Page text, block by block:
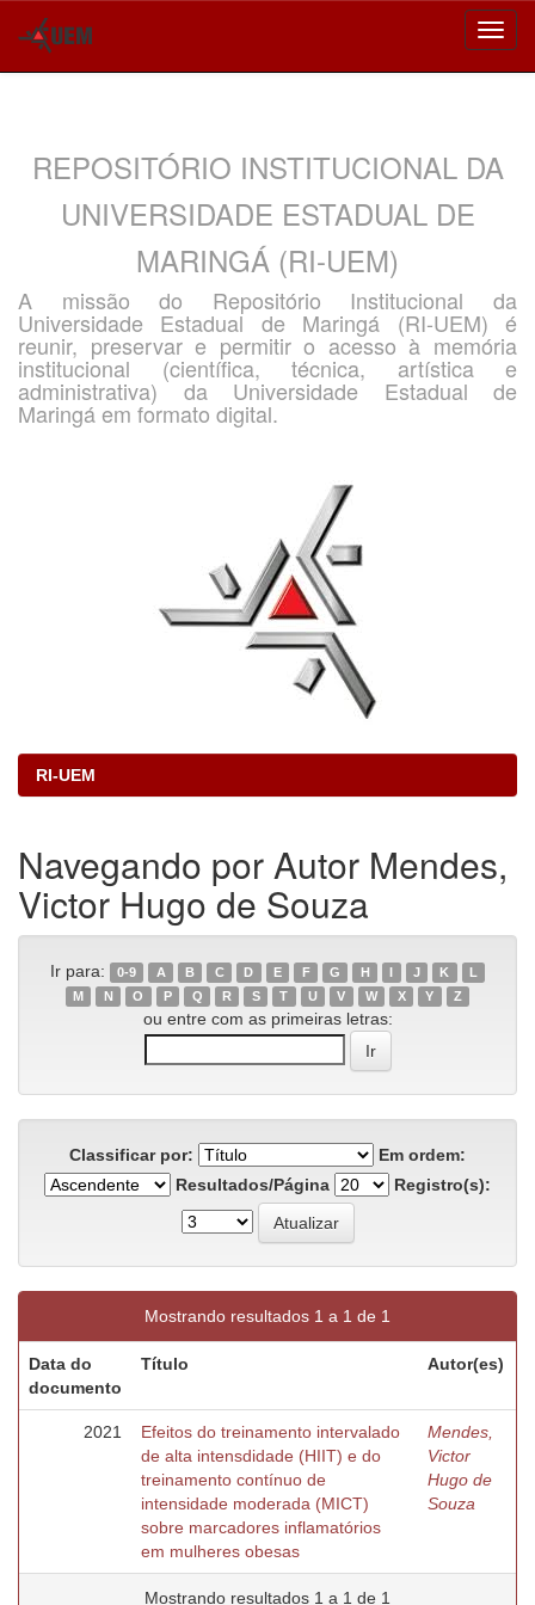
REPOSITÓRIO INSTITUCIONAL DA
UNIVERSIDADE ESTADUAL DE
MARINGÁ (RI-UEM)
A missão do Repositório Institucional da
Universidade Estadual de Maringá (RI-UEM) é
reunir, preservar e permitir o acesso à memória
institucional (científica, técnica, artística e
administrativa) da Universidade Estadual de
Maringá em formato digital.
RI-UEM
Navegando por Autor Mendes,
Victor Hugo de Souza
Ir para: 0-9 A B C D E F G H I J K
L
M
N O P Q R S T U V W X Y Z
ou entre com as primeiras letras:
Classificar por:
Em ordem:
Resultados/Página
Registro(s):
Mostrando resultados 1 a 1 de 1
Data do
documento
Título Autor(es)
2021
Efeitos do treinamento intervalado
de alta intensdidade (HIIT) e do
treinamento contínuo de
intensidade moderada (MICT)
sobre marcadores inflamatórios
em mulheres obesas
Mendes,
Victor
Hugo de
Souza
Mostrando resultados 1 a 1 de 1